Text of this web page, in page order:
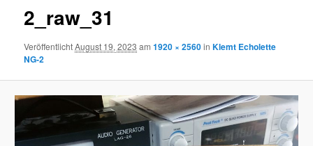
2_raw_31
VeröffentlichtAugust 19, 2023 am1920 × 2560inKlemt Echolette
NG-2